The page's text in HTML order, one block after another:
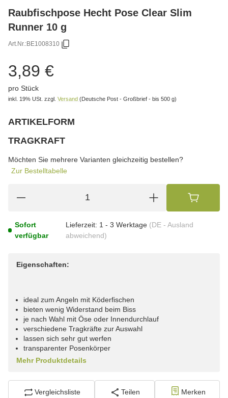
Raubfischpose Hecht Pose Clear Slim
Runner 10 g
Art.Nr.:BE1008310
3,89 €
pro Stück
inkl. 19% USt. zzgl. Versand (Deutsche Post - Großbrief - bis 500 g)
ARTIKELFORM
TRAGKRAFT
Möchten Sie mehrere Varianten gleichzeitig bestellen?
Zur Bestelltabelle
Sofort
verfügbar
Lieferzeit: 1 - 3 Werktage (DE - Ausland
abweichend)
Eigenschaften:
ideal zum Angeln mit Köderfischen
bieten wenig Widerstand beim Biss
je nach Wahl mit Öse oder Innendurchlauf
verschiedene Tragkräfte zur Auswahl
lassen sich sehr gut werfen
transparenter Posenkörper
Mehr Produktdetails
Vergleichsliste Teilen Merken